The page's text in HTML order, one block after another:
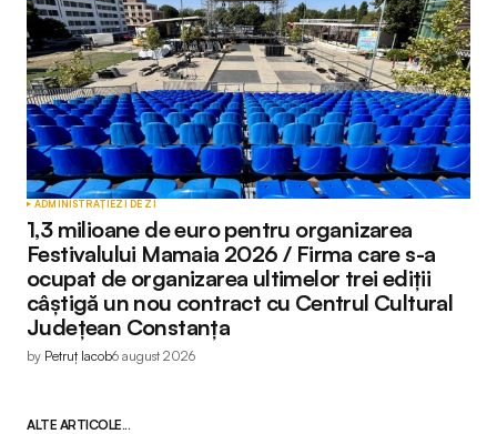
ADMINISTRAȚIEZI DE ZI
1,3 milioane de euro pentru organizarea
Festivalului Mamaia 2026 / Firma care s-a
ocupat de organizarea ultimelor trei ediții
câștigă un nou contract cu Centrul Cultural
Județean Constanța
by Petruț Iacob6 august 2026
ALTE ARTICOLE...